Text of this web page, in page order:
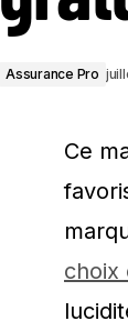
Assurance Pro
Ce
choix